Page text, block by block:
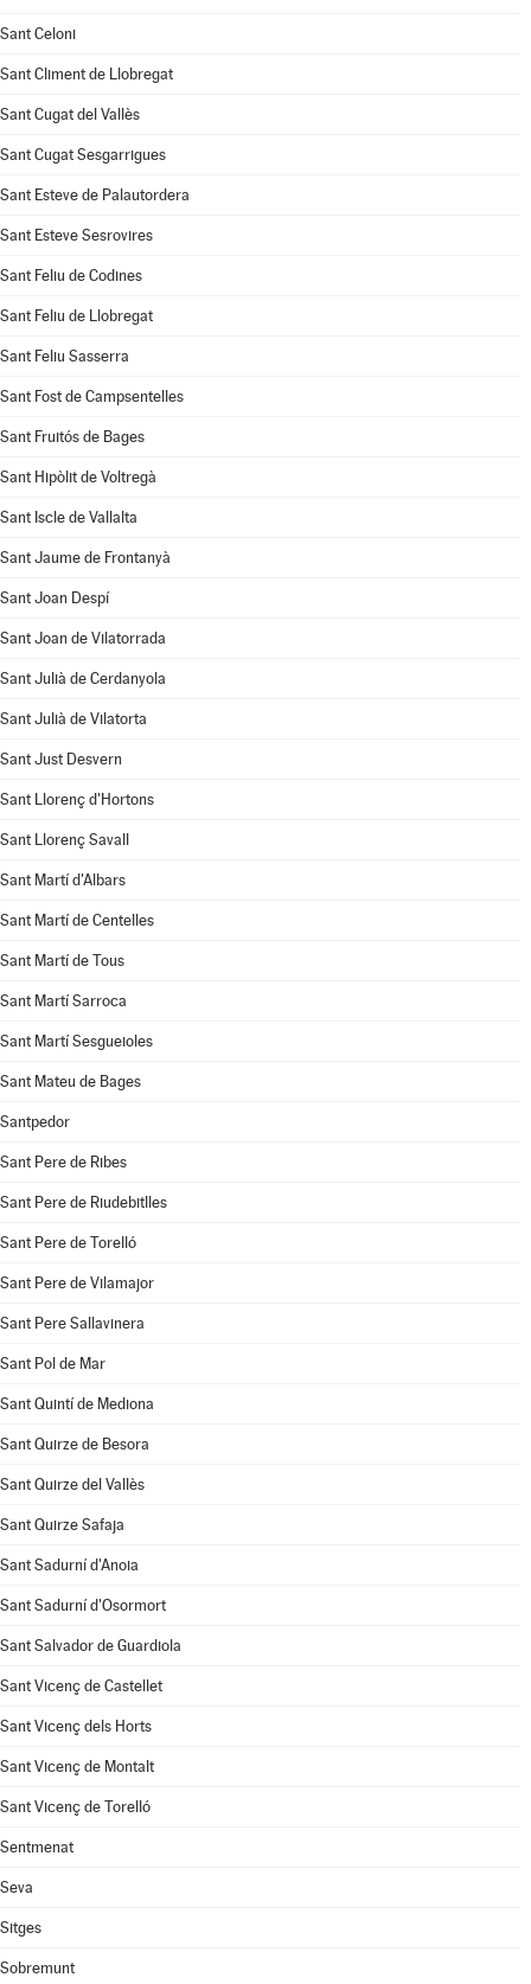
Sant Celoni
Sant Climent de Llobregat
Sant Cugat del Vallès
Sant Cugat Sesgarrigues
Sant Esteve de Palautordera
Sant Esteve Sesrovires
Sant Feliu de Codines
Sant Feliu de Llobregat
Sant Feliu Sasserra
Sant Fost de Campsentelles
Sant Fruitós de Bages
Sant Hipòlit de Voltregà
Sant Iscle de Vallalta
Sant Jaume de Frontanyà
Sant Joan Despí
Sant Joan de Vilatorrada
Sant Julià de Cerdanyola
Sant Julià de Vilatorta
Sant Just Desvern
Sant Llorenç d'Hortons
Sant Llorenç Savall
Sant Martí d'Albars
Sant Martí de Centelles
Sant Martí de Tous
Sant Martí Sarroca
Sant Martí Sesgueioles
Sant Mateu de Bages
Santpedor
Sant Pere de Ribes
Sant Pere de Riudebitlles
Sant Pere de Torelló
Sant Pere de Vilamajor
Sant Pere Sallavinera
Sant Pol de Mar
Sant Quintí de Mediona
Sant Quirze de Besora
Sant Quirze del Vallès
Sant Quirze Safaja
Sant Sadurní d'Anoia
Sant Sadurní d'Osormort
Sant Salvador de Guardiola
Sant Vicenç de Castellet
Sant Vicenç dels Horts
Sant Vicenç de Montalt
Sant Vicenç de Torelló
Sentmenat
Seva
Sitges
Sobremunt